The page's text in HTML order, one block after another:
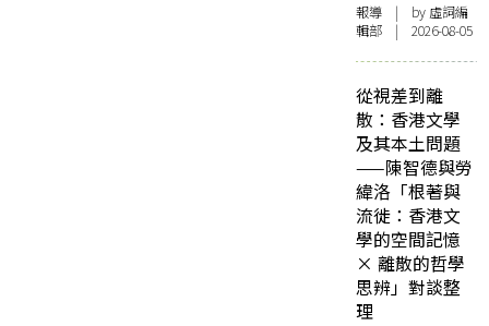
報導 | by 虛詞編
輯部 | 2026-08-05
從視差到離
散：香港文學
及其本土問題
——陳智德與勞
緯洛「根著與
流徙：香港文
學的空間記憶
× 離散的哲學
思辨」對談整
理